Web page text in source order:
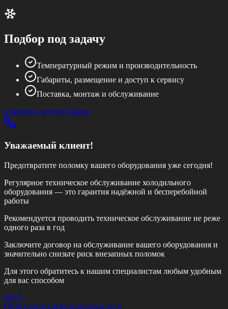
Подбор под задачу
Температурный режим и производительность
Габариты, размещение и доступ к сервису
Поставка, монтаж и обслуживание
Смотреть другие товары
Уважаемый клиент!
Предотвратите поломку вашего оборудования уже сегодня!
Регулярное техническое обслуживание холодильного
оборудования — это гарантия надёжной и бесперебойной
работы
Рекомендуется проводить техническое обслуживание не реже
одного раза в год
Заключите договор на обслуживание вашего оборудования и
значительно снизьте риск внезапных поломок
Для этого обратитесь к нашим специалистам любым удобным
для вас способом
НХЛ
НижегородскаяХолодильная лига